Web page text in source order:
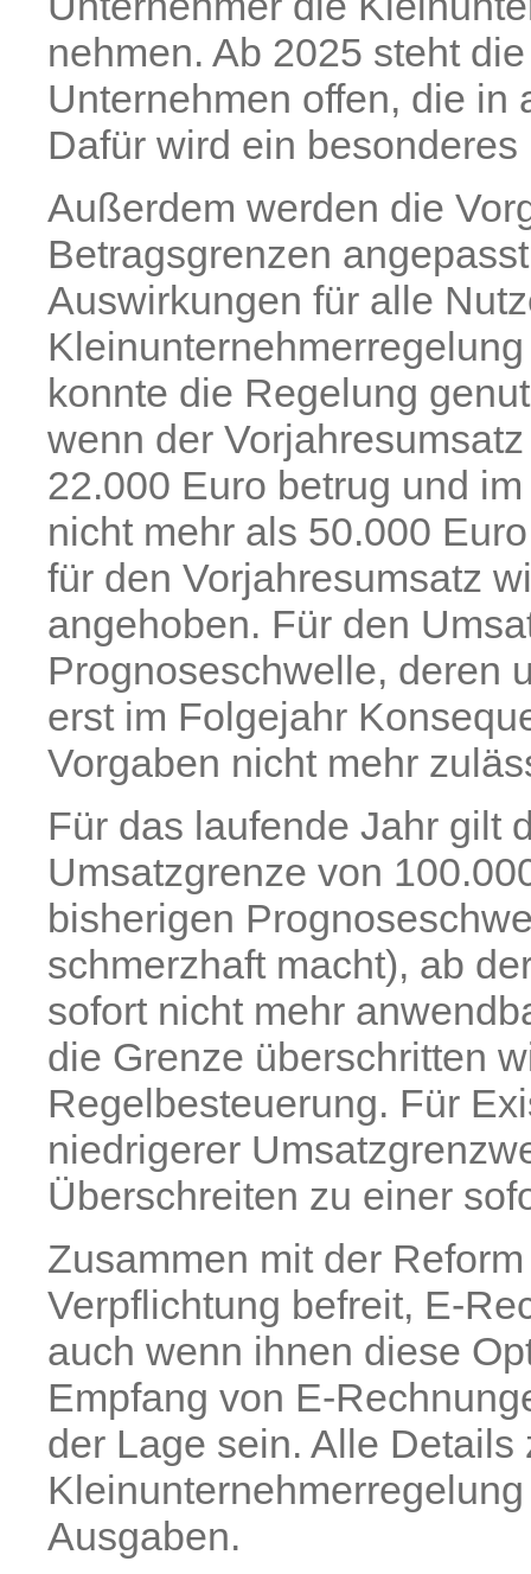
nehmen. Ab 2025 steht
Unternehmen offen, die in
Dafür wird ein
Außerdem werden die
Betragsgrenzen
Auswirkungen für alle
konnte die Regelung
wenn der
22.000 Euro betrug und
nicht mehr als 50.000
für den Vorjahresumsatz
angehoben. Für den
Prognoseschwelle, deren
erst im Folgejahr
Vorgaben nicht mehr
Für das laufende Jahr gilt
Umsatzgrenze von
bisherigen
schmerzhaft macht), ab
sofort nicht mehr
die Grenze überschritten
Regelbesteuerung. Für
niedrigerer
Überschreiten zu einer
Zusammen mit der
Verpflichtung befreit, E-
auch wenn ihnen diese
Empfang von E-
der Lage sein. Alle Details
Ausgaben.